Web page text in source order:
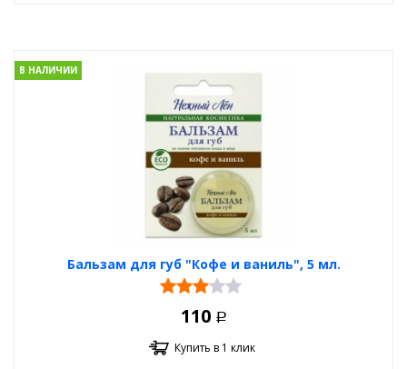
Бальзам для губ "Кофе и ваниль", 5 мл.
В НАЛИЧИИ
110 Р
Купить в 1 клик